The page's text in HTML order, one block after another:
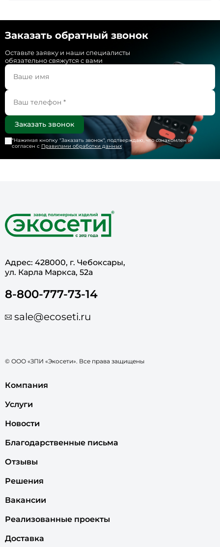
Заказать обратный звонок
Оставьте заявку и наши специалисты
обязательно свяжутся с вами
*Нажимая кнопку "Заказать звонок", подтверждаю, что ознакомлен и
согласен с Правилами обработки данных
Адрес: 428000, г. Чебоксары,
ул. Карла Маркса, 52а
8-800-777-73-14
sale@ecoseti.ru
© ООО «ЗПИ «Экосети». Все права защищены
Компания
Услуги
Новости
Благодарственные письма
Отзывы
Решения
Вакансии
Реализованные проекты
Доставка